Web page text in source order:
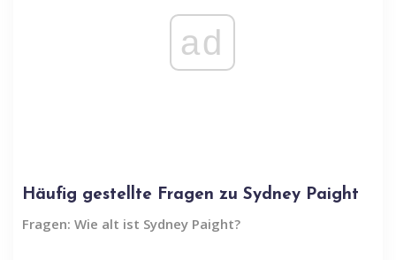
ad
Häufig gestellte Fragen zu Sydney Paight
Fragen: Wie alt ist Sydney Paight?